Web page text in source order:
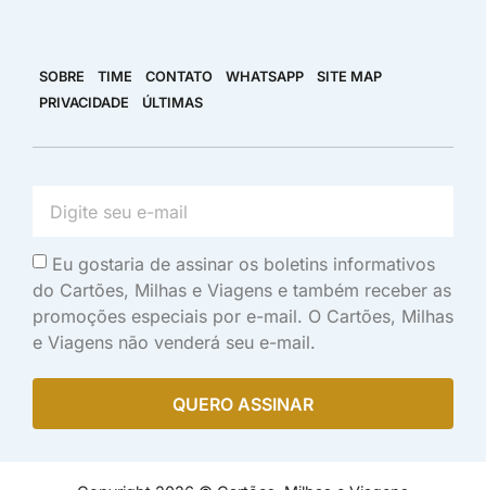
SOBRE TIME CONTATO WHATSAPP
SITE MAP
PRIVACIDADE
ÚLTIMAS
Eu gostaria de assinar os boletins informativos
do Cartões, Milhas e Viagens e também receber as
promoções especiais por e-mail. O Cartões, Milhas
e Viagens não venderá seu e-mail.
QUERO ASSINAR